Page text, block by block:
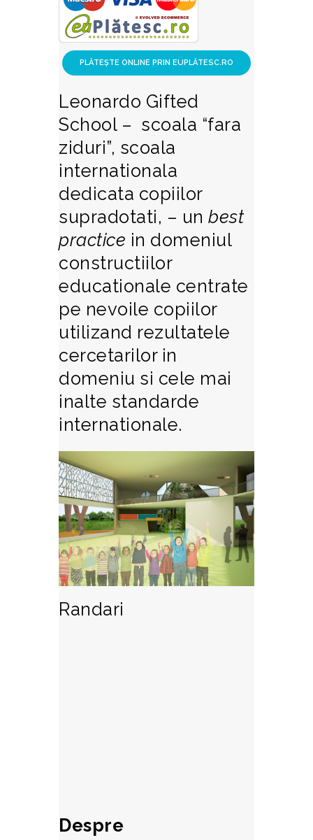
Leonardo Gifted
School – scoala “fara
ziduri”, scoala
internationala
dedicata copiilor
supradotati, – unbest
practice in domeniul
constructiilor
educationale centrate
pe nevoile copiilor
utilizand rezultatele
cercetarilor in
domeniu si cele mai
inalte standarde
internationale.
Randari
Despre